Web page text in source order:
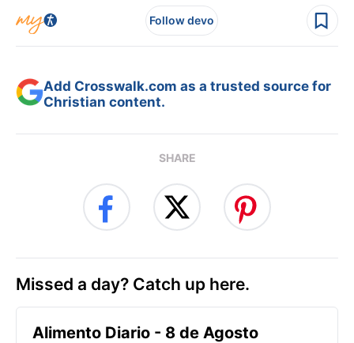
Follow devo
Add Crosswalk.com as a trusted source for
Christian content.
SHARE
Missed a day? Catch up here.
Alimento Diario - 8 de Agosto